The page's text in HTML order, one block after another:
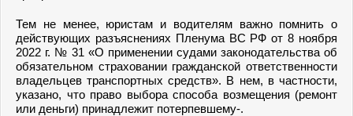
Тем не менее, юристам и водителям важно помнить о
действующих разъяснениях Пленума ВС РФ от 8 ноября
2022 г. № 31 «О применении судами законодательства об
обязательном страховании гражданской ответственности
владельцев транспортных средств». В нем, в частности,
указано, что право выбора способа возмещения (ремонт
или деньги) принадлежит потерпевшему-.